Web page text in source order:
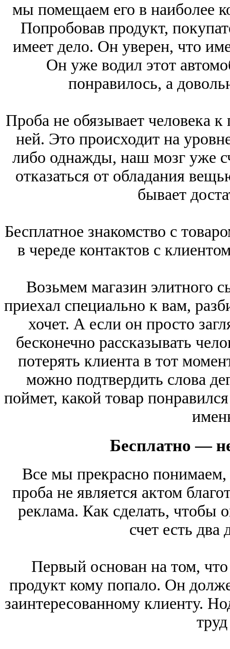
мы помещаем его в наиболее
Попробовав продукт,
имеет дело. Он уверен, что
Он уже водил этот
понравилось, а
Проба не обязывает человека к
ней. Это происходит на
либо однажды, наш мозг уже
отказаться от обладания
бывает
Бесплатное знакомство с
в череде контактов с
Возьмем магазин элитного
приехал специально к вам,
хочет. А если он просто
бесконечно рассказывать
потерять клиента в тот
можно подтвердить слова
поймет, какой товар
Бесплатно —
Все мы прекрасно понимаем,
проба не является актом
реклама. Как сделать, чтобы
счет есть два
Первый основан на том,
продукт кому попало. Он
заинтересованному клиенту.